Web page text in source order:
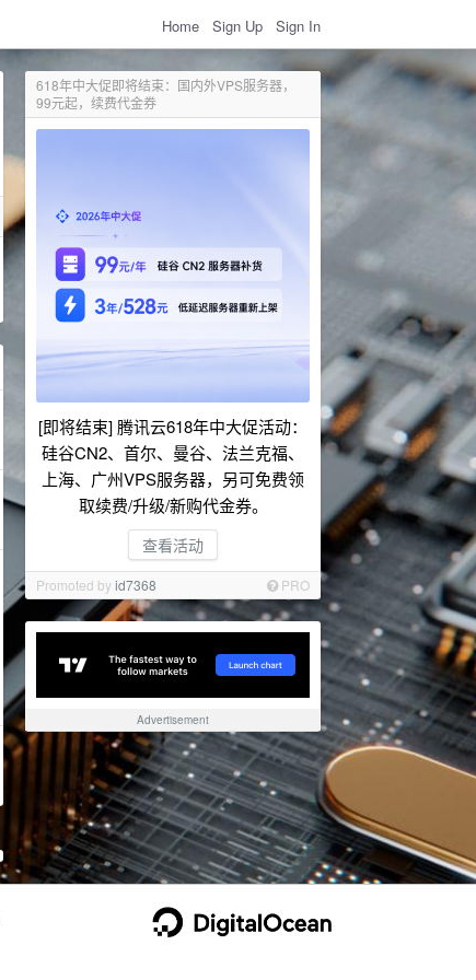
Home Sign Up Sign In
618年中大促即将结束：国内外VPS服务器，
99元起，续费代金券
[即将结束] 腾讯云618年中大促活动：
硅谷CN2、首尔、曼谷、法兰克福、
上海、广州VPS服务器，另可免费领
取续费/升级/新购代金券。
查看活动
Promoted byid7368 PRO
Advertisement